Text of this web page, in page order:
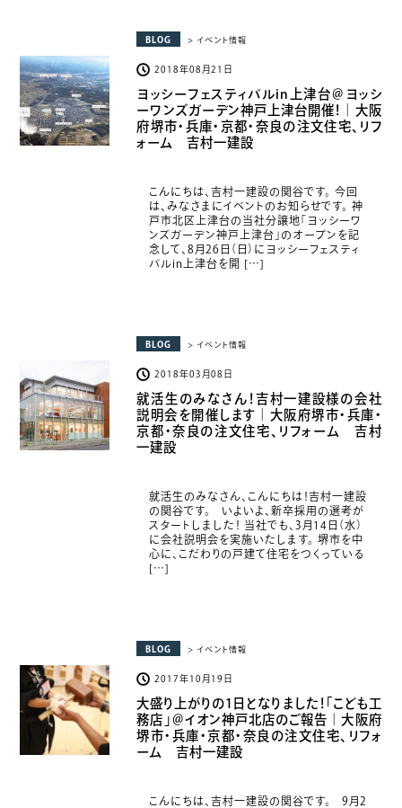
BLOG > イベント情報
2018年08月21日
ヨッシーフェスティバルin上津台＠ヨッシ
ーワンズガーデン神戸上津台開催！｜大阪
府堺市・兵庫・京都・奈良の注文住宅、リフ
ォーム 吉村一建設
こんにちは、吉村一建設の関谷です。 今回
は、みなさまにイベントのお知らせです。 神
戸市北区上津台の当社分譲地「ヨッシーワ
ンズガーデン神戸上津台」のオープンを記
念して、8月26日（日）にヨッシーフェスティ
バルin上津台を開 […]
BLOG > イベント情報
2018年03月08日
就活生のみなさん！吉村一建設様の会社
説明会を開催します｜大阪府堺市・兵庫・
京都・奈良の注文住宅、リフォーム 吉村
一建設
就活生のみなさん、こんにちは！吉村一建設
の関谷です。 いよいよ、新卒採用の選考が
スタートしました！ 当社でも、3月14日（水）
に会社説明会を実施いたします。 堺市を中
心に、こだわりの戸建て住宅をつくっている
[…]
BLOG > イベント情報
2017年10月19日
大盛り上がりの1日となりました！「こども工
務店」＠イオン神戸北店のご報告｜大阪府
堺市・兵庫・京都・奈良の注文住宅、リフォ
ーム 吉村一建設
こんにちは、吉村一建設の関谷です。 9月2